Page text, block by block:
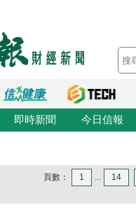
即時新聞 今日信報
頁數： 1 ... 14